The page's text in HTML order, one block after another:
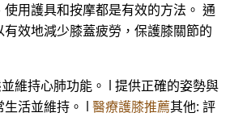
用護具和按摩都是有效的方法。 通
效地減少膝蓋疲勞，保護膝關節的
維持心肺功能。 l 提供正確的姿勢與
活並維持。 l 醫療護膝推薦其他: 評